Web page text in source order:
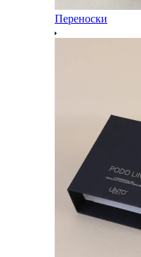
Переноски